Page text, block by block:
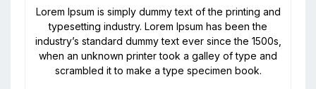
Lorem Ipsum is simply dummy text of the printing and
typesetting industry. Lorem Ipsum has been the
industry’s standard dummy text ever since the 1500s,
when an unknown printer took a galley of type and
scrambled it to make a type specimen book.